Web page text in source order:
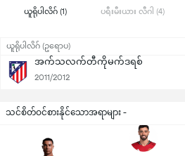
ယူရိုပါလိဂ် (ဥရောပ)
အက်သလက်တီကိုမက်ဒရစ်
2011/2012
သင်စိတ်ဝင်စားနိုင်သောအရာများ -